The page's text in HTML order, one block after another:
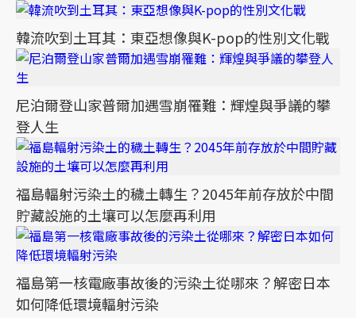
韓流吹到土耳其：東亞想像與K-pop的性別文化戰
尼泊爾登山家普爾加遇雪崩罹難：輝煌與爭議的攀
登人生
福島輻射污染土的穢土轉生？2045年前存放於中間
貯藏設施的土壤可以怎麼再利用
福島第一核電廠事故後的污染土從哪來？解密日本
如何降低環境輻射污染